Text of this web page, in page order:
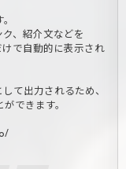
、紹介文などを
で自動的に表示され
て出力されるため、
できます。